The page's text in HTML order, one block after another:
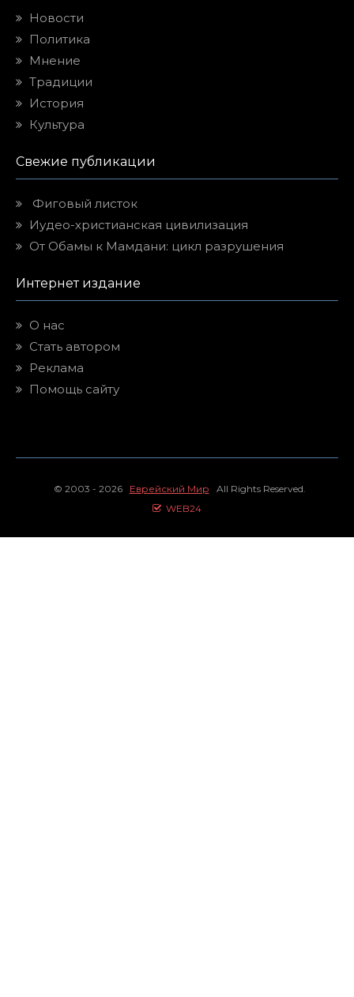
Новости
Политика
Мнение
Традиции
История
Культура
Свежие публикации
Фиговый листок
Иудео-христианская цивилизация
От Обамы к Мамдани: цикл разрушения
Интернет издание
О нас
Стать автором
Реклама
Помощь сайту
© 2003 - 2026 Еврейский Мир All Rights Reserved.
WEB24